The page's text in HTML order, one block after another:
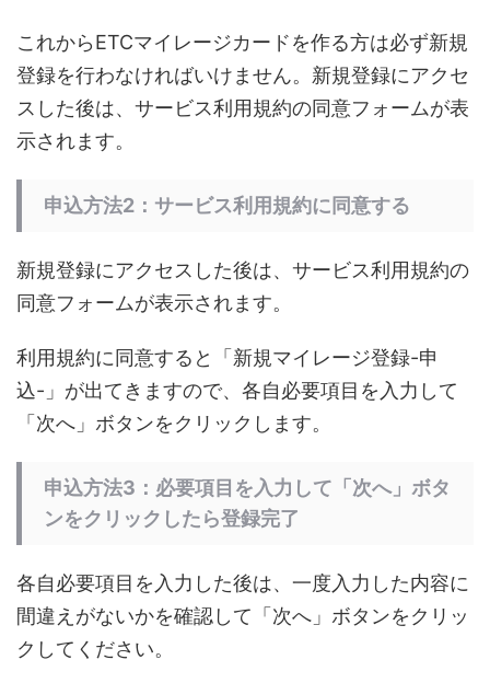
これからETCマイレージカードを作る方は必ず新規
登録を行わなければいけません。新規登録にアクセ
スした後は、サービス利用規約の同意フォームが表
示されます。
申込方法2：サービス利用規約に同意する
新規登録にアクセスした後は、サービス利用規約の
同意フォームが表示されます。
利用規約に同意すると「新規マイレージ登録-申
込-」が出てきますので、各自必要項目を入力して
「次へ」ボタンをクリックします。
申込方法3：必要項目を入力して「次へ」ボタ
ンをクリックしたら登録完了
各自必要項目を入力した後は、一度入力した内容に
間違えがないかを確認して「次へ」ボタンをクリッ
クしてください。